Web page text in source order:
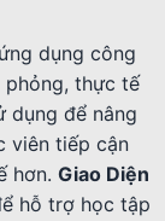
dụng công
phỏng, thực tế
dụng để nâng
viên tiếp cận
hơn. Giao Diện
hỗ trợ học tập